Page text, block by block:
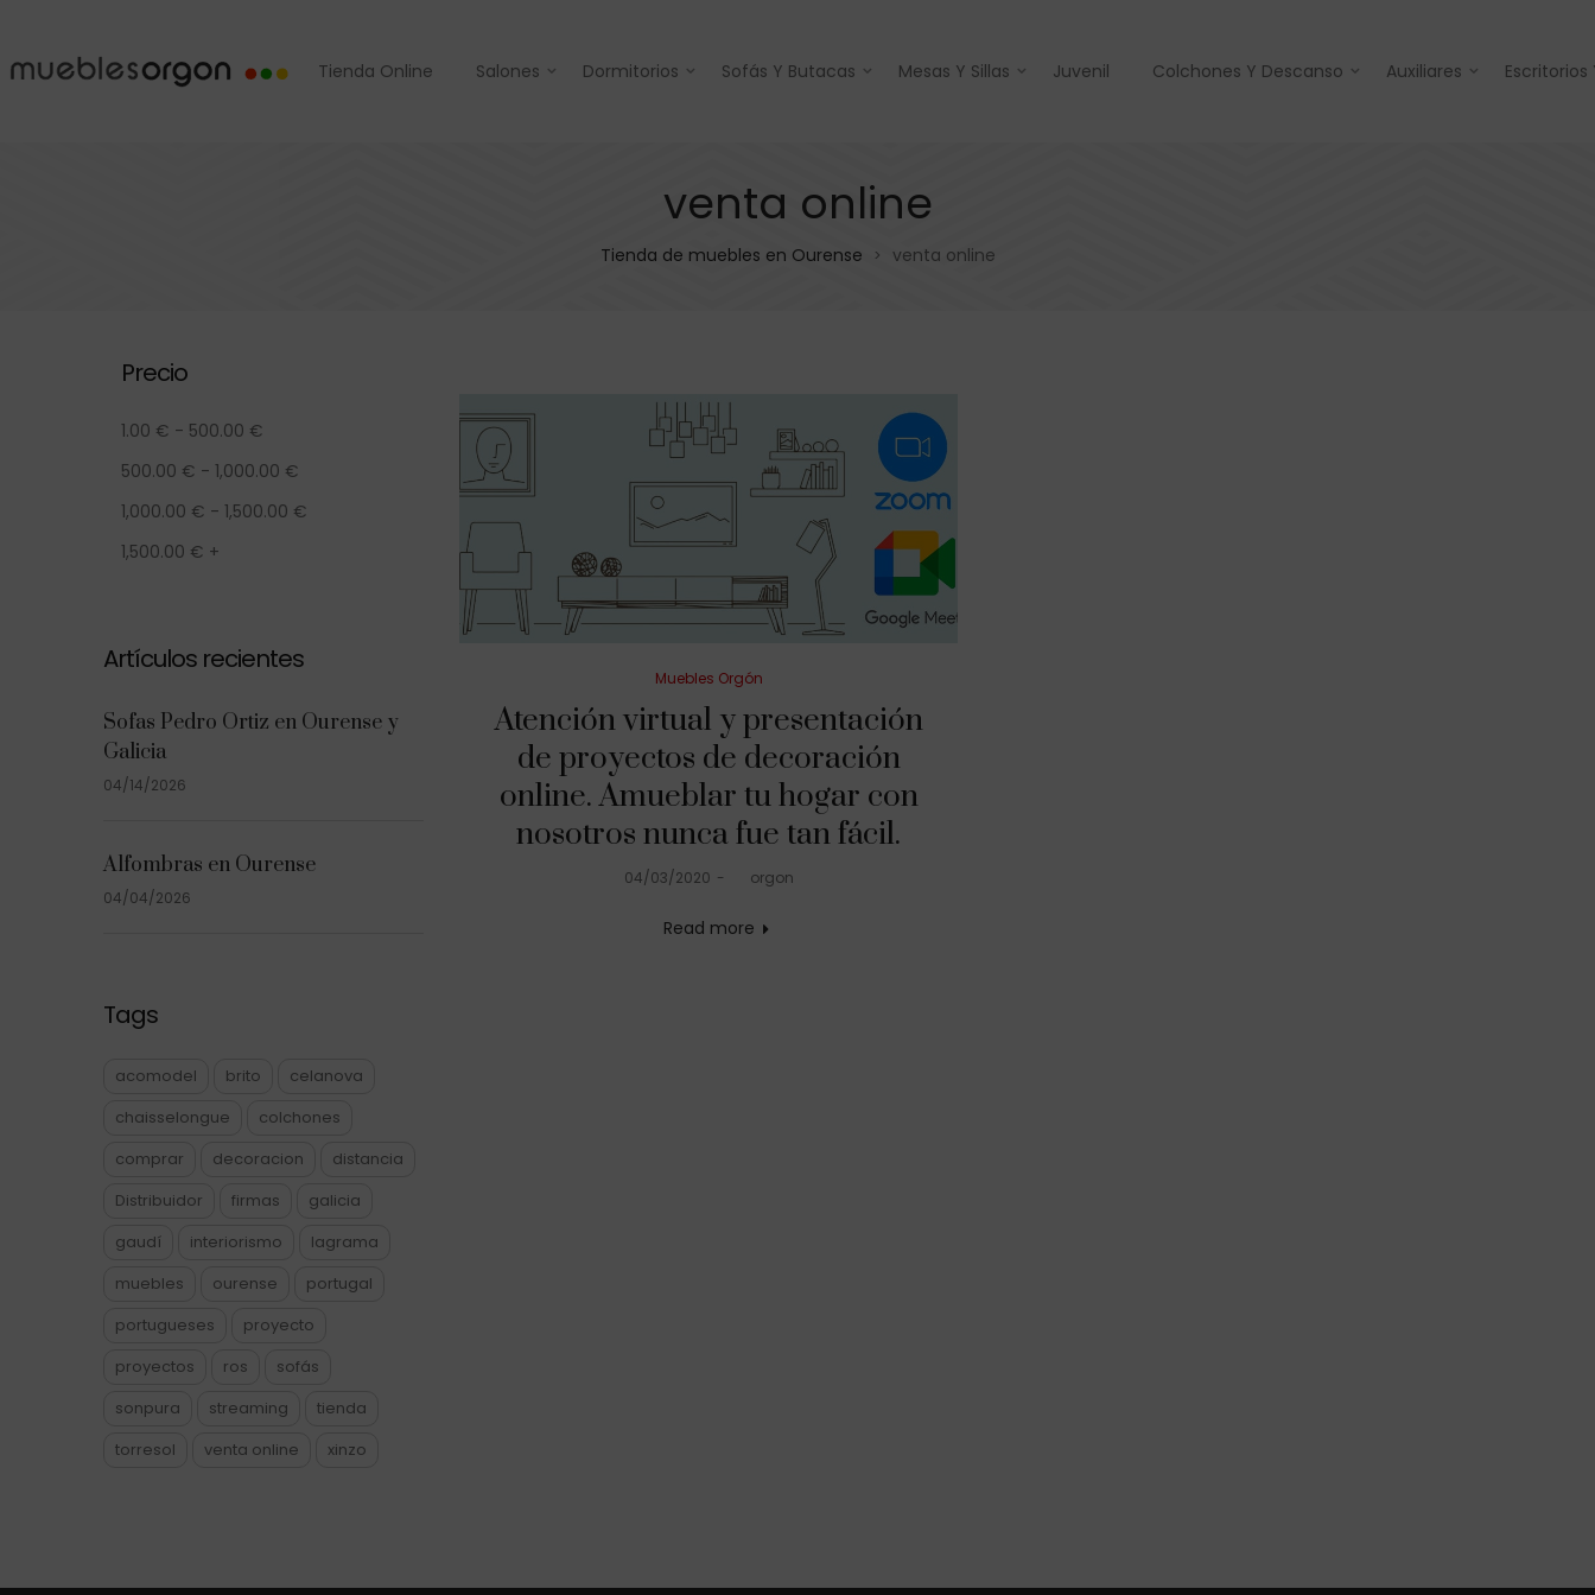
Tienda Online Salones Dormitorios Sofás Y Butacas Mesas Y Sillas Juvenil Colchones Y Descanso Auxiliares
venta online
Tienda de muebles en Ourense > venta online
Posted
Muebles Orgón
Atención virtual y presentación
de proyectos de decoración
online. Amueblar tu hogar con
nosotros nunca fue tan fácil.
Posted
04/03/2020 orgon
Read more
Precio
1.00 € - 500.00 €
500.00 € - 1,000.00 €
1,000.00 € - 1,500.00 €
1,500.00 € +
Artículos recientes
Sofas Pedro Ortiz en Ourense y
Galicia
04/14/2026
Alfombras en Ourense
04/04/2026
Tags
acomodel brito
celanova
chaisselongue
colchones
comprar
decoracion
distancia
Distribuidor
firmas
galicia
gaudí
interiorismo
lagrama
muebles
ourense
portugal
portugueses
proyecto
proyectos
ros
sofás
sonpura
streaming
tienda
torresol
venta online xinzo